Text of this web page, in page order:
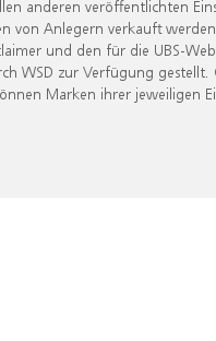
anderen veröffentlichten
Anlegern verkauft
und den für die UBS-
zur Verfügung
Marken ihrer jeweiligen